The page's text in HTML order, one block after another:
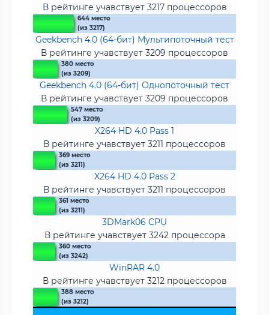
В рейтинге учавствует 3217 процессоров
644 место
(из 3217)
Geekbench 4.0 (64-бит) Мультипоточный тест
В рейтинге учавствует 3209 процессоров
380 место
(из 3209)
Geekbench 4.0 (64-бит) Однопоточный тест
В рейтинге учавствует 3209 процессоров
547 место
(из 3209)
X264 HD 4.0 Pass 1
В рейтинге учавствует 3211 процессоров
369 место
(из 3211)
X264 HD 4.0 Pass 2
В рейтинге учавствует 3211 процессоров
361 место
(из 3211)
3DMark06 CPU
В рейтинге учавствует 3242 процессора
360 место
(из 3242)
WinRAR 4.0
В рейтинге учавствует 3212 процессоров
388 место
(из 3212)